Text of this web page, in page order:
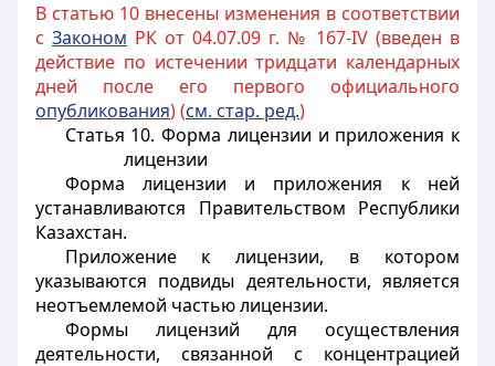
В статью 10 внесены изменения в соответствии
с Законом РК от 04.07.09 г. № 167-IV (введен в
действие по истечении тридцати календарных
дней после его первого официального
опубликования) (см. стар. ред.)
Статья 10. Форма лицензии и приложения к
лицензии
Форма лицензии и приложения к ней
устанавливаются Правительством Республики
Казахстан.
Приложение к лицензии, в котором
указываются подвиды деятельности, является
неотъемлемой частью лицензии.
Формы лицензий для осуществления
деятельности, связанной с концентрацией